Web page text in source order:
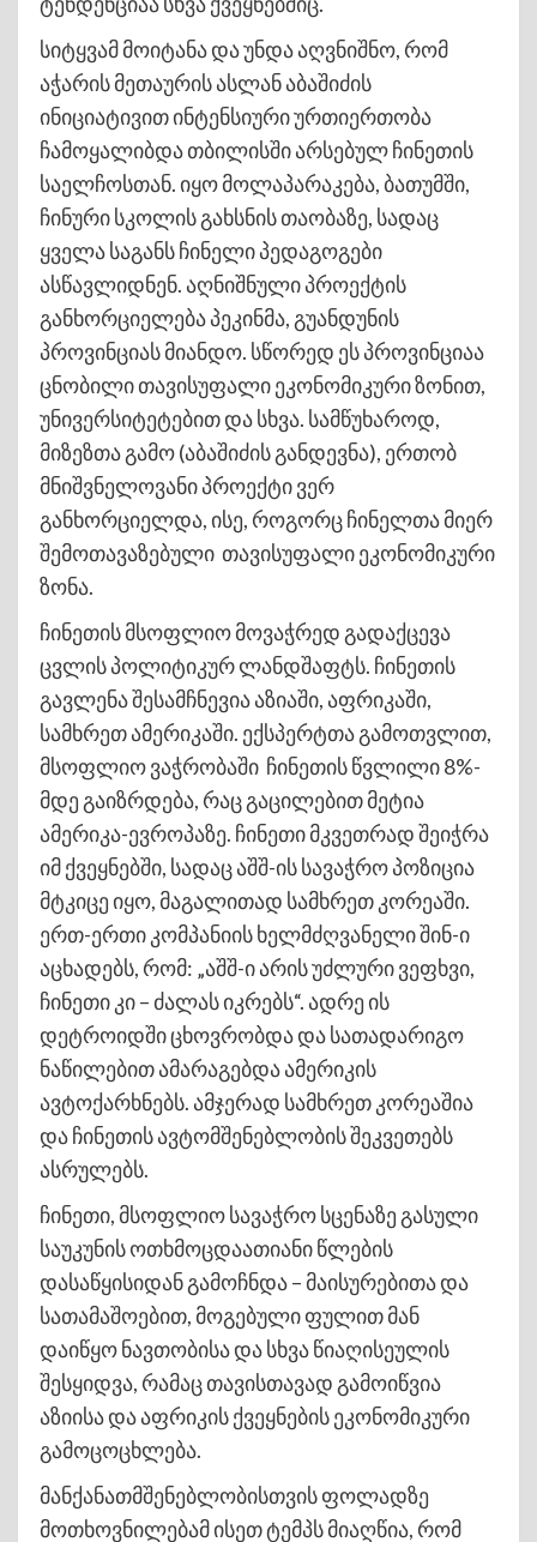
სიტყვამ მოიტანა და უნდა აღვნიშნო, რომ
აჭარის მეთაურის ასლან აბაშიძის
ინიციატივით ინტენსიური ურთიერთობა
ჩამოყალიბდა თბილისში არსებულ ჩინეთის
საელჩოსთან. იყო მოლაპარაკება, ბათუმში,
ჩინური სკოლის გახსნის თაობაზე, სადაც
ყველა საგანს ჩინელი პედაგოგები
ასწავლიდნენ. აღნიშნული პროექტის
განხორციელება პეკინმა, გუანდუნის
პროვინციას მიანდო. სწორედ ეს პროვინციაა
ცნობილი თავისუფალი ეკონომიკური ზონით,
უნივერსიტეტებით და სხვა. სამწუხაროდ,
მიზეზთა გამო (აბაშიძის განდევნა), ერთობ
მნიშვნელოვანი პროექტი ვერ
განხორციელდა, ისე, როგორც ჩინელთა მიერ
შემოთავაზებული თავისუფალი ეკონომიკური
ზონა.
ჩინეთის მსოფლიო მოვაჭრედ გადაქცევა
ცვლის პოლიტიკურ ლანდშაფტს. ჩინეთის
გავლენა შესამჩნევია აზიაში, აფრიკაში,
სამხრეთ ამერიკაში. ექსპერტთა გამოთვლით,
მსოფლიო ვაჭრობაში ჩინეთის წვლილი 8%-
მდე გაიზრდება, რაც გაცილებით მეტია
ამერიკა-ევროპაზე. ჩინეთი მკვეთრად შეიჭრა
იმ ქვეყნებში, სადაც აშშ-ის სავაჭრო პოზიცია
მტკიცე იყო, მაგალითად სამხრეთ კორეაში.
ერთ-ერთი კომპანიის ხელმძღვანელი შინ-ი
აცხადებს, რომ: „აშშ-ი არის უძლური ვეფხვი,
ჩინეთი კი – ძალას იკრებს“. ადრე ის
დეტროიდში ცხოვრობდა და სათადარიგო
ნაწილებით ამარაგებდა ამერიკის
ავტოქარხნებს. ამჯერად სამხრეთ კორეაშია
და ჩინეთის ავტომშენებლობის შეკვეთებს
ასრულებს.
ჩინეთი, მსოფლიო სავაჭრო სცენაზე გასული
საუკუნის ოთხმოცდაათიანი წლების
დასაწყისიდან გამოჩნდა – მაისურებითა და
სათამაშოებით, მოგებული ფულით მან
დაიწყო ნავთობისა და სხვა წიაღისეულის
შესყიდვა, რამაც თავისთავად გამოიწვია
აზიისა და აფრიკის ქვეყნების ეკონომიკური
გამოცოცხლება.
მანქანათმშენებლობისთვის ფოლადზე
მოთხოვნილებამ ისეთ ტემპს მიაღწია, რომ